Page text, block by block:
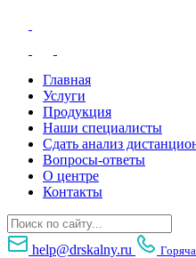
Главная
Услуги
Продукция
Наши специалисты
Сдать анализ
Вопросы-ответы
О центре
Контакты
help@drskalny.ru